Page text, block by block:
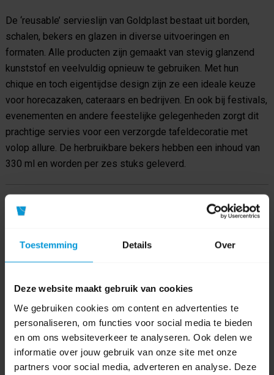
Toestemming Details Over
Deze website maakt gebruik van cookies
We gebruiken cookies om content en advertenties te
personaliseren, om functies voor social media te bieden
en om ons websiteverkeer te analyseren. Ook delen we
informatie over jouw gebruik van onze site met onze
partners voor social media, adverteren en analyse. Deze
De ‘reusable’ servieslijn van Goldplast bestaat uit borden,
schalen, bekers en glazen in diverse uitvoeringen en
formaten. Alle producten zijn gemaakt van stevig glanzend
kunststof en veelvuldig opnieuw te gebruiken. Met hun
chique en toch eigentijdse design zijn ze een ideale keuze
voor horecazaken, cateraars en bedrijven. En ook bij festivals,
evenementen en andere feestelijke gelegenheden zorgt dit
prachtige servies voor een verzorgde tafeldecoratie met
volop allure. De herbruikbare bekers hebben een inhoud van
330 ml en worden per zes stuks geleverd.
Product specificaties
Artikelnummer
330 ml
Kleur beker
Materiaal PP